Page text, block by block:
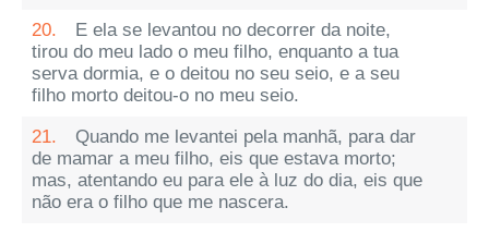
20.
E ela se levantou no decorrer da noite,
tirou do meu lado o meu filho, enquanto a tua
serva dormia, e o deitou no seu seio, e a seu
filho morto deitou-o no meu seio.
21.
Quando me levantei pela manhã, para dar
de mamar a meu filho, eis que estava morto;
mas, atentando eu para ele à luz do dia, eis que
não era o filho que me nascera.